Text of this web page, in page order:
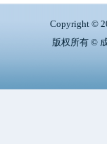
Copyright ©
版权所有 ©